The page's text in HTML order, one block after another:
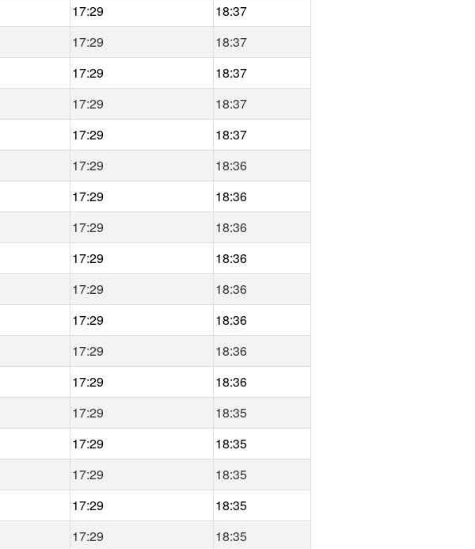
17:29
18:37
17:29
18:37
17:29
18:37
17:29
18:37
17:29
18:37
17:29
18:36
17:29
18:36
17:29
18:36
17:29
18:36
17:29
18:36
17:29
18:36
17:29
18:36
17:29
18:36
17:29
18:35
17:29
18:35
17:29
18:35
17:29
18:35
17:29
18:35